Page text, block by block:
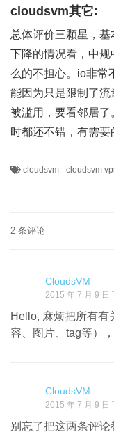
cloudsvm其它:
总体评价三颗星，
下降的情况看，中
么的不担心。io非常
能因为只是限制了
被滥用，要看邻居
时都还不错，有需要
cloudsvm cloudsvm
2 条评论
CloudsVM
2015 年 7 月 9 日
Hello, 麻烦把所有有
容、图片、tag等）
CloudsVM
2015 年 7 月 9 日
别忘了把这两条评论